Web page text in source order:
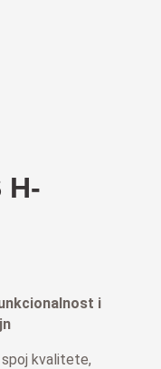
H-
i
spoj kvalitete,